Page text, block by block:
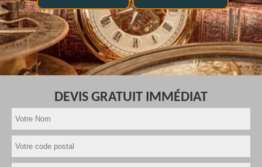
DEVIS GRATUIT IMMÉDIAT